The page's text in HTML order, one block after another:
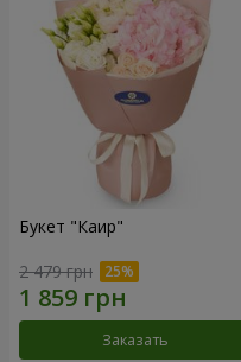
Букет "Каир"
2 479 грн
Заказать